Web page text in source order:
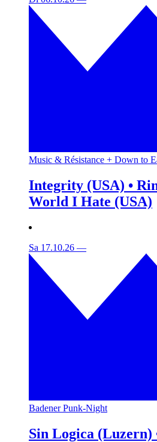
Music & Résistance + Down to
Integrity (USA) •
World I Hate (USA)
Sa 17.10.26 —
Badener Punk-Night
Sin Logica (Luzern)